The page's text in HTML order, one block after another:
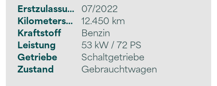
Erstzulassung 07/2022
Kilometerstand
12.450 km
Kraftstoff
Benzin
Leistung
53 kW / 72 PS
Getriebe
Schaltgetriebe
Zustand
Gebrauchtwagen